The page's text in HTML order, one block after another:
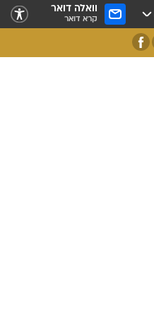
וואלה דואר
קרא דואר